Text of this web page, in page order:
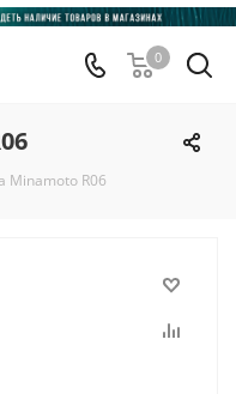
0
Minamoto R06